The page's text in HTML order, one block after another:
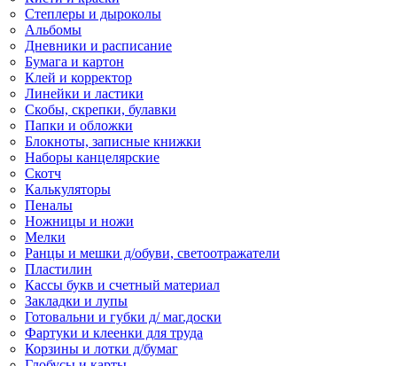
Степлеры и дыроколы
Альбомы
Дневники и расписание
Бумага и картон
Клей и корректор
Линейки и ластики
Скобы, скрепки, булавки
Папки и обложки
Блокноты, записные книжки
Наборы канцелярские
Скотч
Калькуляторы
Пеналы
Ножницы и ножи
Мелки
Ранцы и мешки д/обуви, светоотражатели
Пластилин
Кассы букв и счетный материал
Закладки и лупы
Готовальни и губки д/ маг.доски
Фартуки и клеенки для труда
Корзины и лотки д/бумаг